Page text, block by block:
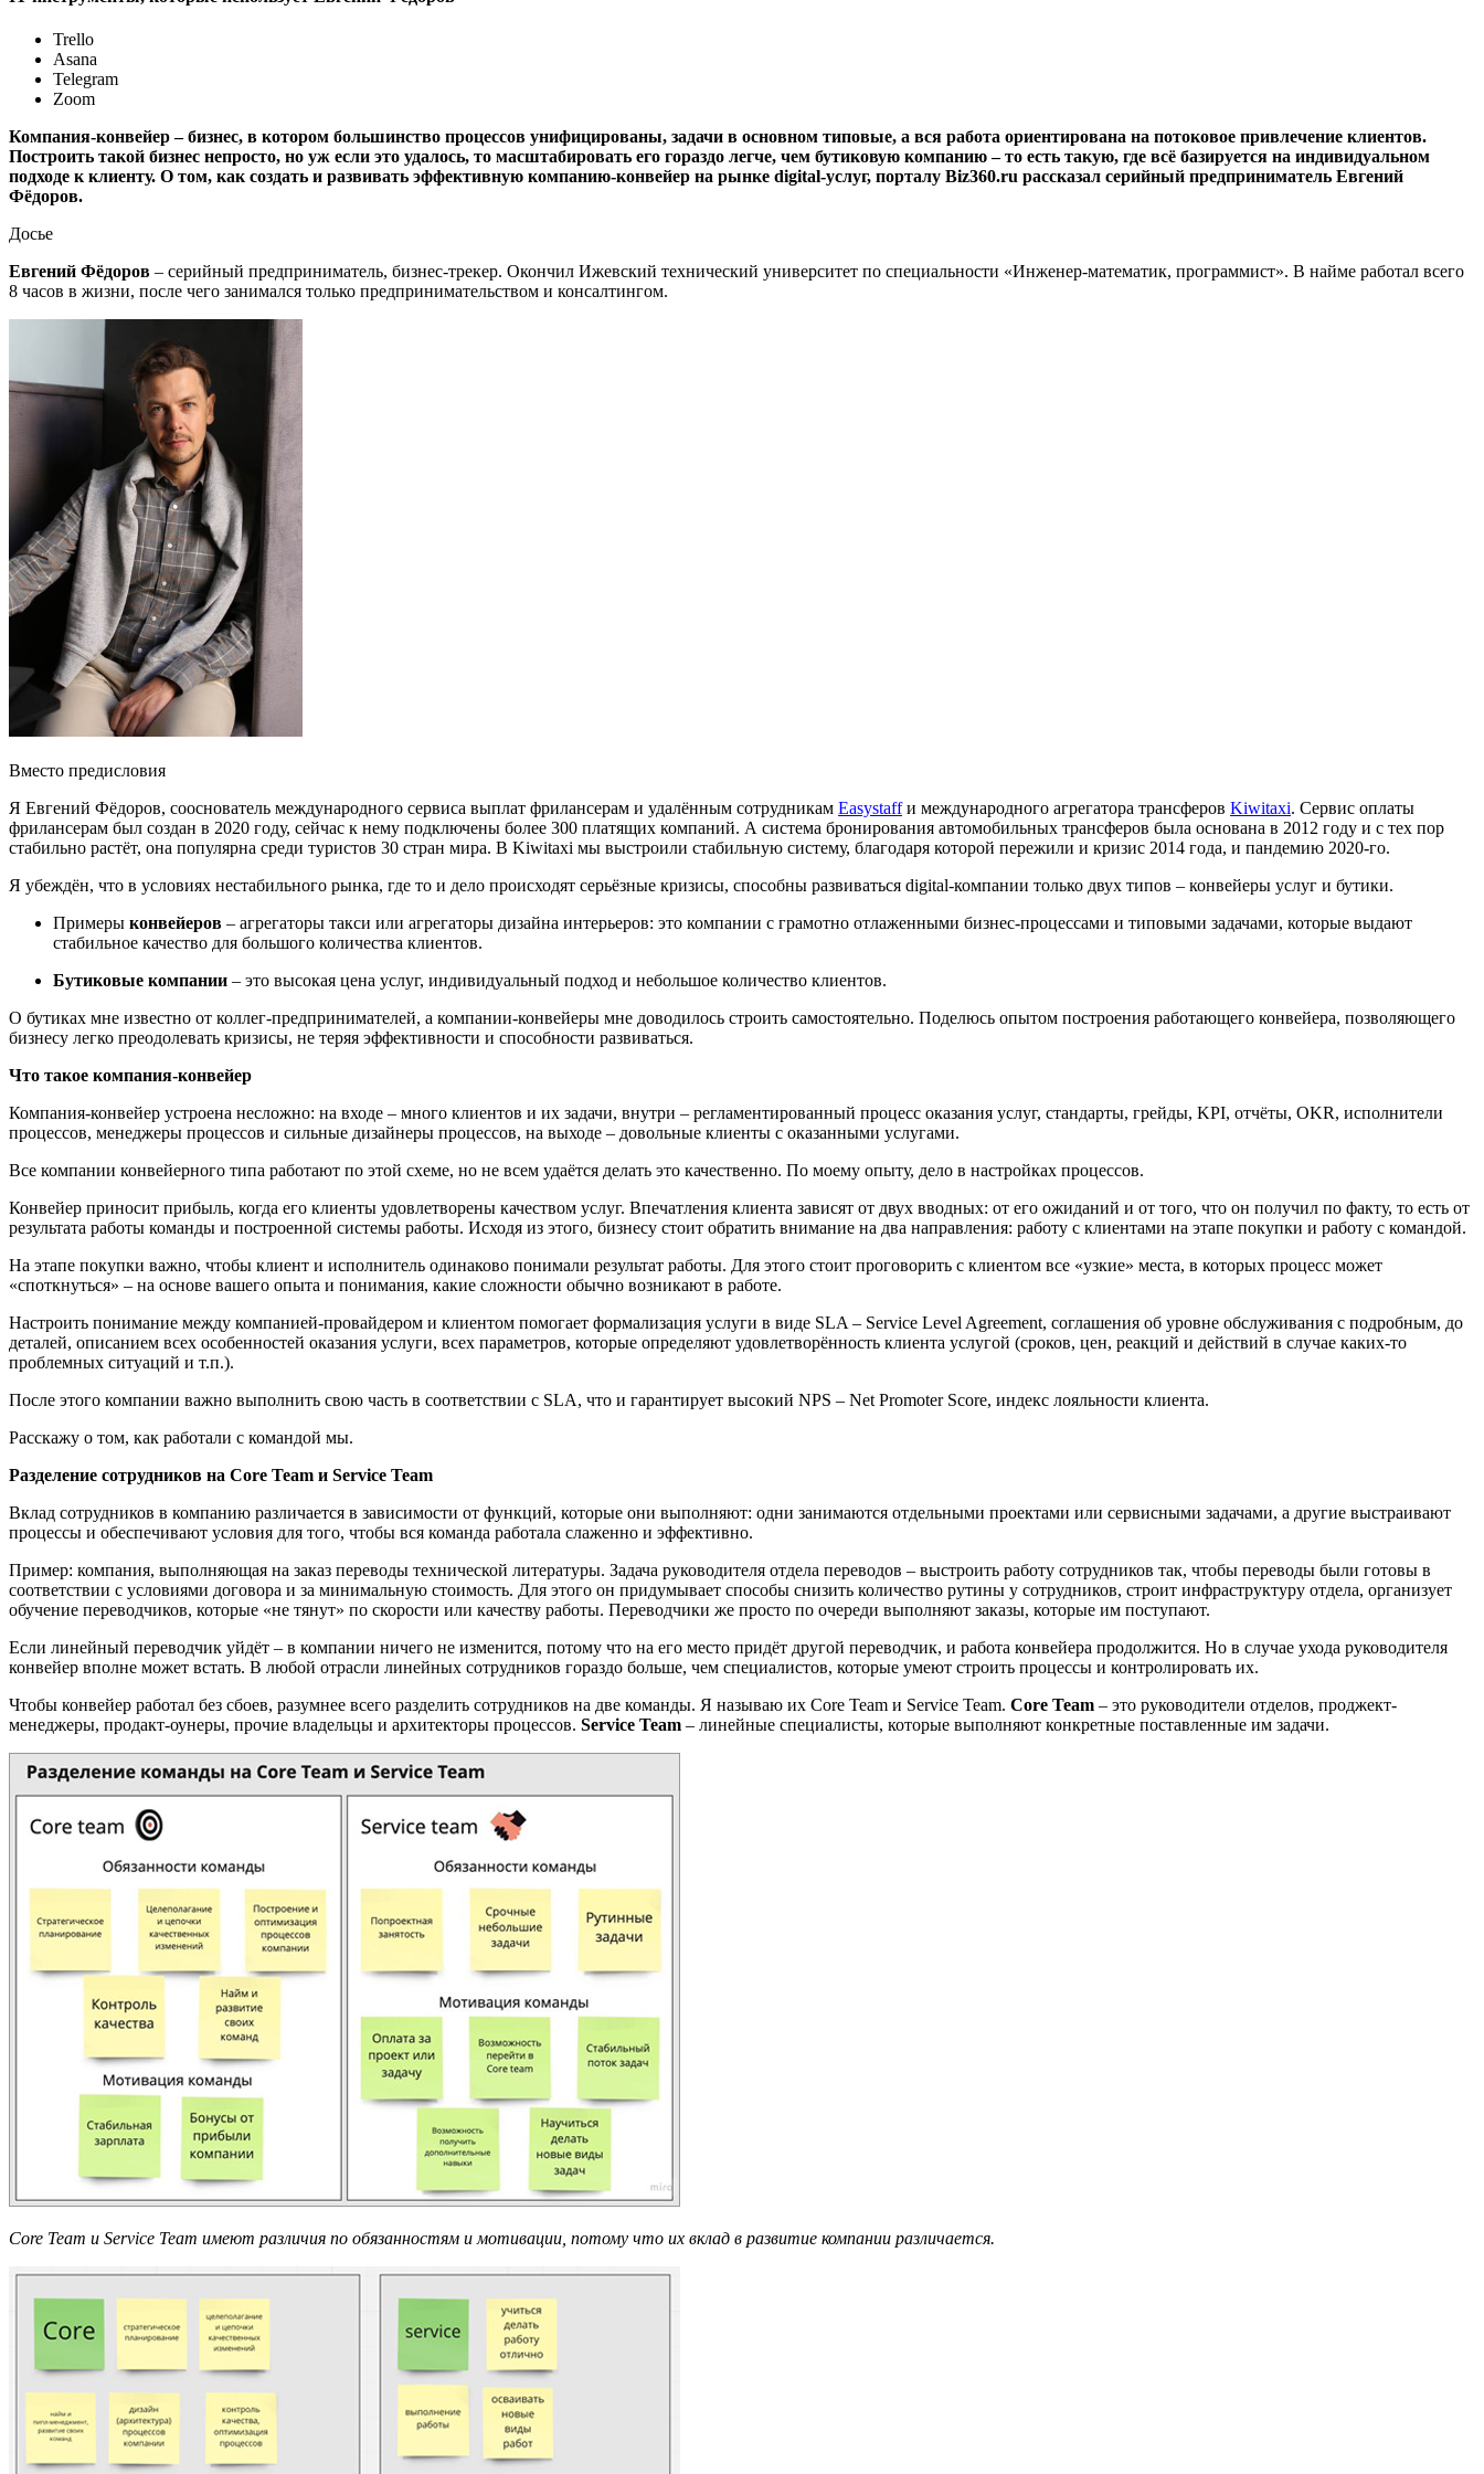
Trello
Asana
Telegram
Zoom
Компания-конвейер – бизнес, в котором большинство процессов унифицированы, задачи в основном типовые, а вся работа ориентирована на потоковое привлечение клиентов.
Построить такой бизнес непросто, но уж если это удалось, то масштабировать его гораздо легче, чем бутиковую компанию – то есть такую, где всё базируется на индивидуальном
подходе к клиенту. О том, как создать и развивать эффективную компанию-конвейер на рынке digital-услуг, порталу Biz360.ru рассказал серийный предприниматель Евгений
Фёдоров.
Досье
Евгений Фёдоров – серийный предприниматель, бизнес-трекер. Окончил Ижевский технический университет по специальности «Инженер-математик, программист». В найме работал всего
8 часов в жизни, после чего занимался только предпринимательством и консалтингом.
Вместо предисловия
Я Евгений Фёдоров, сооснователь международного сервиса выплат фрилансерам и удалённым сотрудникам Easystaffи международного агрегатора трансферов Kiwitaxi. Сервис оплаты
фрилансерам был создан в 2020 году, сейчас к нему подключены более 300 платящих компаний. А система бронирования автомобильных трансферов была основана в 2012 году и с тех пор
стабильно растёт, она популярна среди туристов 30 стран мира. В Kiwitaxi мы выстроили стабильную систему, благодаря которой пережили и кризис 2014 года, и пандемию 2020-го.
Я убеждён, что в условиях нестабильного рынка, где то и дело происходят серьёзные кризисы, способны развиваться digital-компании только двух типов – конвейеры услуг и бутики.
Примеры конвейеров – агрегаторы такси или агрегаторы дизайна интерьеров: это компании с грамотно отлаженными бизнес-процессами и типовыми задачами, которые выдают
стабильное качество для большого количества клиентов.
Бутиковые компании – это высокая цена услуг, индивидуальный подход и небольшое количество клиентов.
О бутиках мне известно от коллег-предпринимателей, а компании-конвейеры мне доводилось строить самостоятельно. Поделюсь опытом построения работающего конвейера, позволяющего
бизнесу легко преодолевать кризисы, не теряя эффективности и способности развиваться.
Что такое компания-конвейер
Компания-конвейер устроена несложно: на входе – много клиентов и их задачи, внутри – регламентированный процесс оказания услуг, стандарты, грейды, KPI, отчёты, OKR, исполнители
процессов, менеджеры процессов и сильные дизайнеры процессов, на выходе – довольные клиенты с оказанными услугами.
Все компании конвейерного типа работают по этой схеме, но не всем удаётся делать это качественно. По моему опыту, дело в настройках процессов.
Конвейер приносит прибыль, когда его клиенты удовлетворены качеством услуг. Впечатления клиента зависят от двух вводных: от его ожиданий и от того, что он получил по факту, то есть от
результата работы команды и построенной системы работы. Исходя из этого, бизнесу стоит обратить внимание на два направления: работу с клиентами на этапе покупки и работу с командой.
На этапе покупки важно, чтобы клиент и исполнитель одинаково понимали результат работы. Для этого стоит проговорить с клиентом все «узкие» места, в которых процесс может
«споткнуться» – на основе вашего опыта и понимания, какие сложности обычно возникают в работе.
Настроить понимание между компанией-провайдером и клиентом помогает формализация услуги в виде SLA – Service Level Agreement, соглашения об уровне обслуживания с подробным, до
деталей, описанием всех особенностей оказания услуги, всех параметров, которые определяют удовлетворённость клиента услугой (сроков, цен, реакций и действий в случае каких-то
проблемных ситуаций и т.п.).
После этого компании важно выполнить свою часть в соответствии с SLA, что и гарантирует высокий NPS – Net Promoter Score, индекс лояльности клиента.
Расскажу о том, как работали с командой мы.
Разделение сотрудников на Core Team и Service Team
Вклад сотрудников в компанию различается в зависимости от функций, которые они выполняют: одни занимаются отдельными проектами или сервисными задачами, а другие выстраивают
процессы и обеспечивают условия для того, чтобы вся команда работала слаженно и эффективно.
Пример: компания, выполняющая на заказ переводы технической литературы. Задача руководителя отдела переводов – выстроить работу сотрудников так, чтобы переводы были готовы в
соответствии с условиями договора и за минимальную стоимость. Для этого он придумывает способы снизить количество рутины у сотрудников, строит инфраструктуру отдела, организует
обучение переводчиков, которые «не тянут» по скорости или качеству работы. Переводчики же просто по очереди выполняют заказы, которые им поступают.
Если линейный переводчик уйдёт – в компании ничего не изменится, потому что на его место придёт другой переводчик, и работа конвейера продолжится. Но в случае ухода руководителя
конвейер вполне может встать. В любой отрасли линейных сотрудников гораздо больше, чем специалистов, которые умеют строить процессы и контролировать их.
Чтобы конвейер работал без сбоев, разумнее всего разделить сотрудников на две команды. Я называю их Core Team и Service Team. Core Team – это руководители отделов, проджект-
менеджеры, продакт-оунеры, прочие владельцы и архитекторы процессов. Service Team – линейные специалисты, которые выполняют конкретные поставленные им задачи.
Core Team и Service Team имеют различия по обязанностям и мотивации, потому что их вклад в развитие компании различается.